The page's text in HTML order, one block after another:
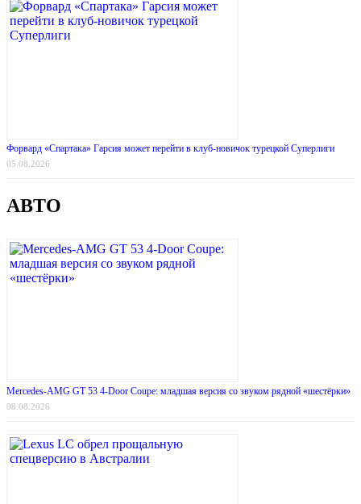
Форвард «Спартака» Гарсия может перейти в клуб-новичок турецкой Суперлиги
05.08.2026
АВТО
Mercedes-AMG GT 53 4-Door Coupe: младшая версия со звуком рядной «шестёрки»
08.08.2026